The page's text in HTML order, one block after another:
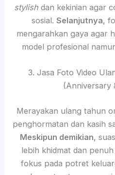
stylish dan kekinian agar
sosial. Selanjutnya,
mengarahkan gaya agar
model profesional
3. Jasa Foto Video
(Anniversary
Merayakan ulang tahun
penghormatan dan kasih
Meskipun demikian,
lebih khidmat dan
fokus pada potret